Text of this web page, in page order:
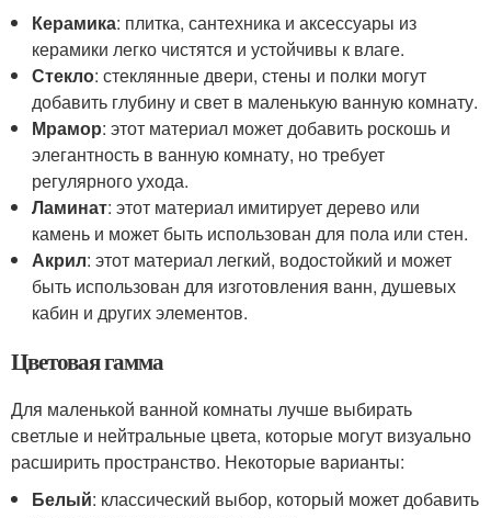
Керамика: плитка, сантехника и аксессуары из
керамики легко чистятся и устойчивы к влаге.
Стекло: стеклянные двери, стены и полки могут
добавить глубину и свет в маленькую ванную комнату.
Мрамор: этот материал может добавить роскошь и
элегантность в ванную комнату, но требует
регулярного ухода.
Ламинат: этот материал имитирует дерево или
камень и может быть использован для пола или стен.
Акрил: этот материал легкий, водостойкий и может
быть использован для изготовления ванн, душевых
кабин и других элементов.
Цветовая гамма
Для маленькой ванной комнаты лучше выбирать
светлые и нейтральные цвета, которые могут визуально
расширить пространство. Некоторые варианты:
Белый: классический выбор, который может добавить